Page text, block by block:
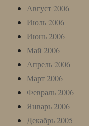
Август 2006
Июль 2006
Июнь 2006
Май 2006
Апрель 2006
Март 2006
Февраль 2006
Январь 2006
Декабрь 2005